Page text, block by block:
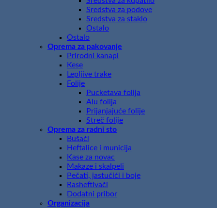
Sredstva za podove
Sredstva za staklo
Ostalo
Ostalo
Oprema za pakovanje
Prirodni kanapi
Kese
Lepljive trake
Folije
Pucketava folija
Alu folija
Prijanjajuće folije
Streč folije
Oprema za radni sto
Bušači
Heftalice i municija
Kase za novac
Makaze i skalpeli
Pečati, jastučići i boje
Rasheftivači
Dodatni pribor
Organizacija